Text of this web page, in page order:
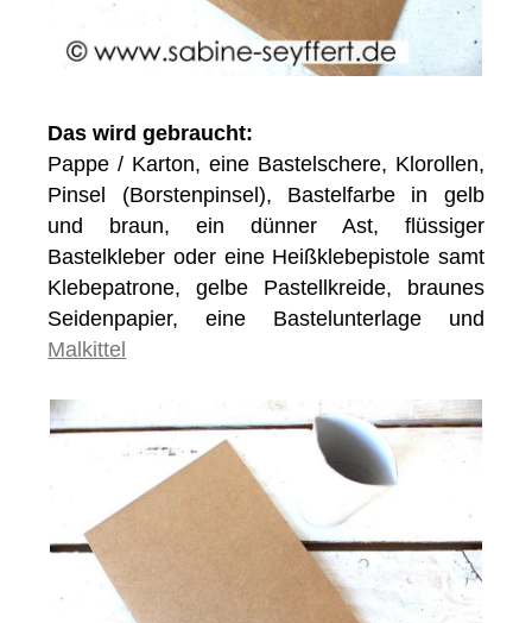
Das wird gebraucht:
Pappe / Karton, eine Bastelschere, Klorollen,
Pinsel (Borstenpinsel), Bastelfarbe in gelb
und braun, ein dünner Ast, flüssiger
Bastelkleber oder eine Heißklebepistole samt
Klebepatrone, gelbe Pastellkreide, braunes
Seidenpapier, eine Bastelunterlage und
Malkittel